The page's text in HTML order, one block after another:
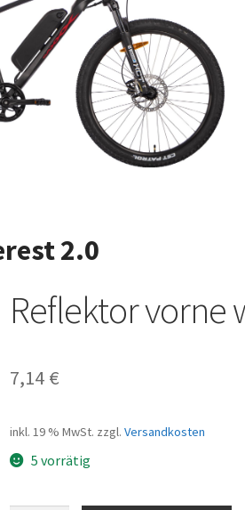
2.0
Reflektor vorne
7,14 €
inkl. 19 % MwSt. zzgl. Versandkosten
5 vorrätig